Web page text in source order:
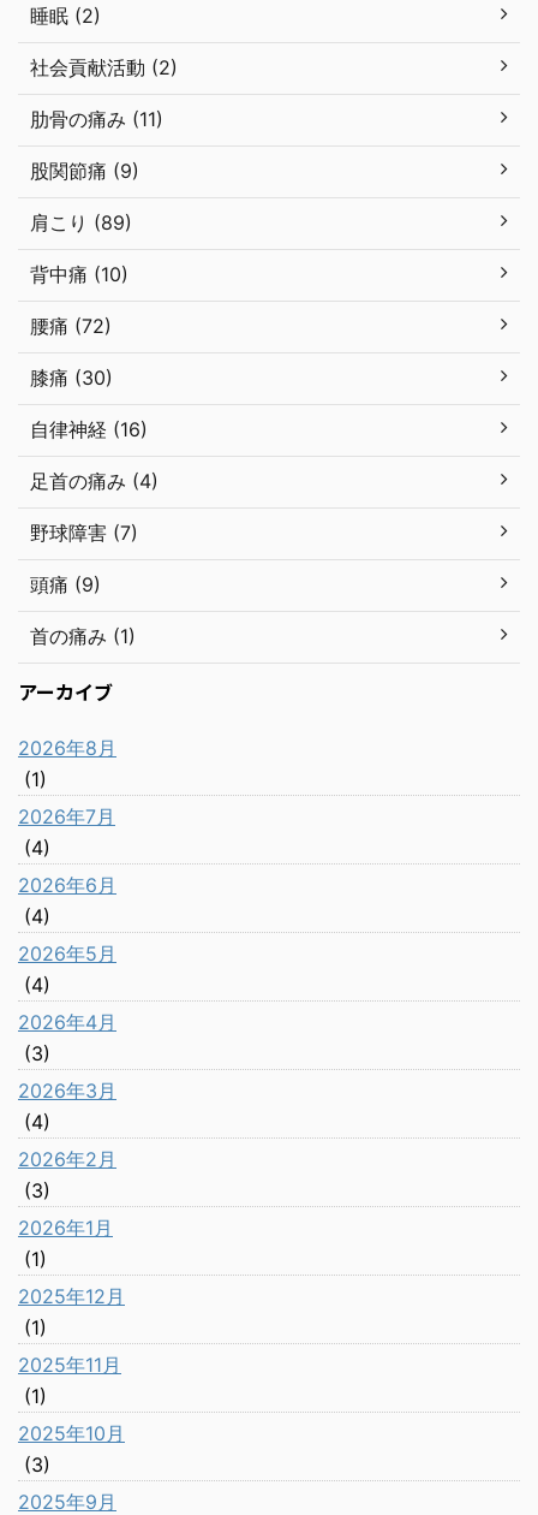
睡眠 (2)
社会貢献活動 (2)
肋骨の痛み (11)
股関節痛 (9)
肩こり (89)
背中痛 (10)
腰痛 (72)
膝痛 (30)
自律神経 (16)
足首の痛み (4)
野球障害 (7)
頭痛 (9)
首の痛み (1)
アーカイブ
2026年8月
(1)
2026年7月
(4)
2026年6月
(4)
2026年5月
(4)
2026年4月
(3)
2026年3月
(4)
2026年2月
(3)
2026年1月
(1)
2025年12月
(1)
2025年11月
(1)
2025年10月
(3)
2025年9月